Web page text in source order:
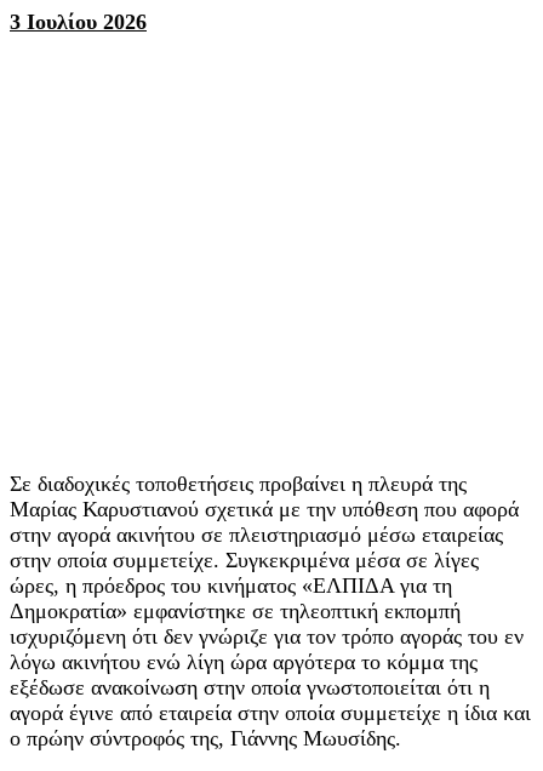
3 Ιουλίου 2026
Σε διαδοχικές τοποθετήσεις προβαίνει η πλευρά της
Μαρίας Καρυστιανού σχετικά με την υπόθεση που αφορά
στην αγορά ακινήτου σε πλειστηριασμό μέσω εταιρείας
στην οποία συμμετείχε. Συγκεκριμένα μέσα σε λίγες
ώρες, η πρόεδρος του κινήματος «ΕΛΠΙΔΑ για τη
Δημοκρατία» εμφανίστηκε σε τηλεοπτική εκπομπή
ισχυριζόμενη ότι δεν γνώριζε για τον τρόπο αγοράς του εν
λόγω ακινήτου ενώ λίγη ώρα αργότερα το κόμμα της
εξέδωσε ανακοίνωση στην οποία γνωστοποιείται ότι η
αγορά έγινε από εταιρεία στην οποία συμμετείχε η ίδια και
ο πρώην σύντροφός της, Γιάννης Μωυσίδης.